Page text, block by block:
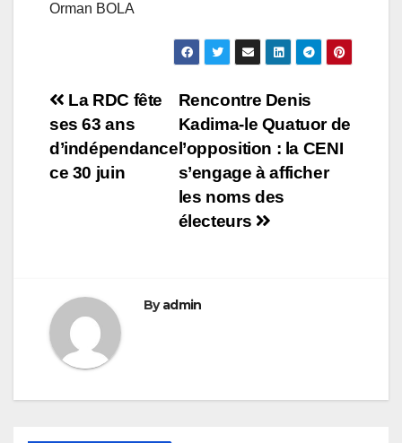
Orman BOLA
Navigation
de
l’article
Rencontre Denis
Kadima-le Quatuor de
l’opposition : la CENI
s’engage à afficher
les noms des
électeurs
La RDC fête
ses 63 ans
d’indépendance
ce 30 juin
Byadmin